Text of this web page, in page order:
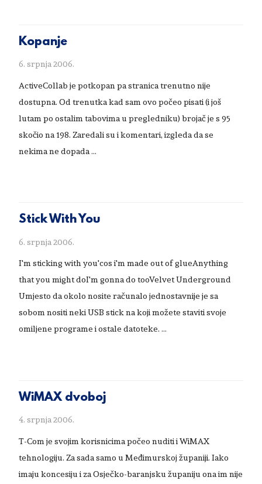
Kopanje
6. srpnja 2006.
ActiveCollab je potkopan pa stranica trenutno nije
dostupna. Od trenutka kad sam ovo počeo pisati (i još
lutam po ostalim tabovima u pregledniku) brojač je s 95
skočio na 198. Zaredali su i komentari, izgleda da se
nekima ne dopada …
Stick With You
6. srpnja 2006.
I'm sticking with you'cos i'm made out of glueAnything
that you might doI'm gonna do tooVelvet Underground
Umjesto da okolo nosite računalo jednostavnije je sa
sobom nositi neki USB stick na koji možete staviti svoje
omiljene programe i ostale datoteke. …
WiMAX dvoboj
4. srpnja 2006.
T-Com je svojim korisnicima počeo nuditi i WiMAX
tehnologiju. Za sada samo u Međimurskoj županiji. Iako
imaju koncesiju i za Osječko-baranjsku županiju ona im nije